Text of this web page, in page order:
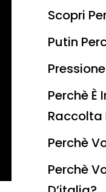
Scopri
Putin
Perchè È
Raccolta
Perchè
Perchè